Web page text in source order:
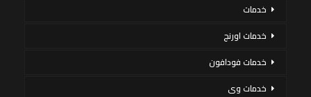
خدمات
خدمات اورنج
خدمات فودافون
خدمات وى